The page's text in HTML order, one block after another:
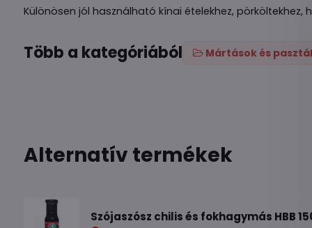
Különösen jól használható kínai ételekhez, pörköltekhez,
Több a kategóriából Mártások és
Alternatív termékek
Szójaszósz chilis és fokhagymás HBB